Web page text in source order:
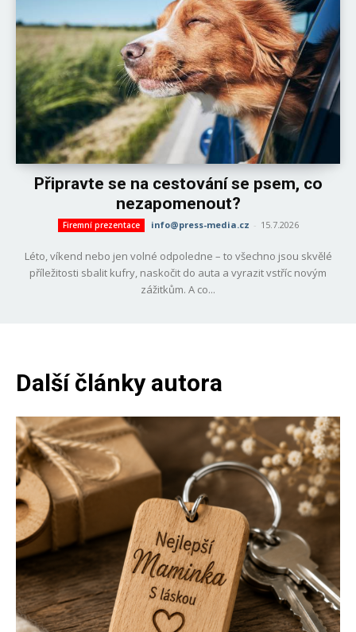
Připravte se na cestování se psem, co
nezapomenout?
Firemní prezentace info@press-media.cz - 15.7.2026
Léto, víkend nebo jen volné odpoledne – to všechno jsou skvělé
příležitosti sbalit kufry, naskočit do auta a vyrazit vstříc novým
zážitkům. A co...
Další články autora